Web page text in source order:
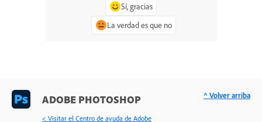
Sí, gracias
La verdad es que no
ADOBE PHOTOSHOP
< Visitar el Centro de ayuda de Adobe
^ Volver arriba